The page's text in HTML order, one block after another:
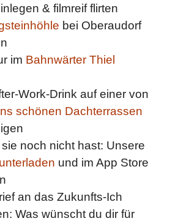
& filmreif flirten
bei Oberaudorf
im Bahnwärter Thiel
Work-Drink auf einer von
schönen Dachterrassen
noch nicht hast: Unsere
und im App Store
an das Zukunfts-Ich
Was wünscht du dir für